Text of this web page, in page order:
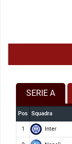
SERIE A
Pos Squadra
1 Inter